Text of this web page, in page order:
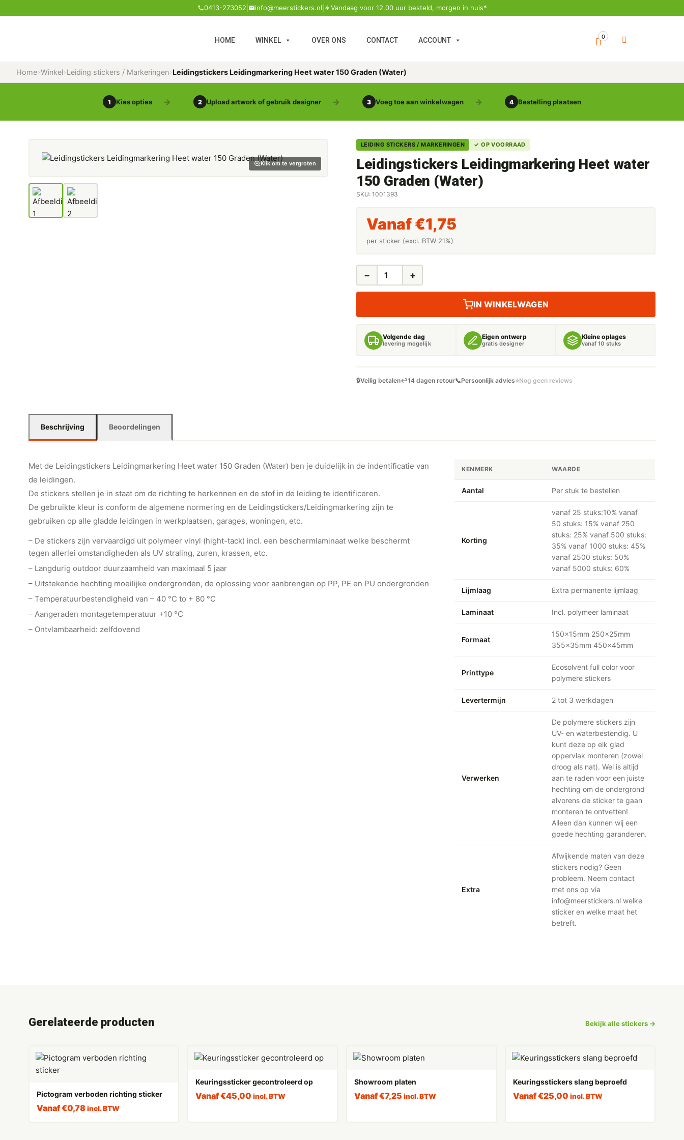
0413-273052 info@meerstickers.nl Vandaag voor 12.00 uur besteld, morgen in huis*
HOME WINKEL OVER ONS CONTACT ACCOUNT 0
Home›Winkel›Leiding stickers / Markeringen›Leidingstickers Leidingmarkering Heet water 150 Graden (Water)
1 Kies opties 2 Upload artwork of gebruik designer 3 Voeg toe aan winkelwagen 4 Bestelling plaatsen
Klik om te vergroten
LEIDING STICKERS / MARKERINGEN ✓ OP VOORRAAD
Leidingstickers Leidingmarkering Heet water
150 Graden (Water)
SKU: 1001393
Vanaf €1,75
per sticker (excl. BTW 21%)
LEIDINGSTICKERS
GRADEN
(WATER)
AANTAL
− +
IN WINKELWAGEN
Volgende dag
levering mogelijk
Eigen ontwerp
gratis designer
Kleine oplages
vanaf 10 stuks
🔒Veilig betalen↩️14 dagen retour📞Persoonlijk advies⭐Nog geen reviews
Beschrijving Beoordelingen
Met de Leidingstickers Leidingmarkering Heet water 150 Graden (Water) ben je duidelijk in de indentificatie van
de leidingen.
De stickers stellen je in staat om de richting te herkennen en de stof in de leiding te identificeren.
De gebruikte kleur is conform de algemene normering en de Leidingstickers/Leidingmarkering zijn te
gebruiken op alle gladde leidingen in werkplaatsen, garages, woningen, etc.
– De stickers zijn vervaardigd uit polymeer vinyl (hight-tack) incl. een beschermlaminaat welke beschermt
tegen allerlei omstandigheden als UV straling, zuren, krassen, etc.
– Langdurig outdoor duurzaamheid van maximaal 5 jaar
– Uitstekende hechting moeilijke ondergronden, de oplossing voor aanbrengen op PP, PE en PU ondergronden
– Temperatuurbestendigheid van – 40 °C to + 80 °C
– Aangeraden montagetemperatuur +10 °C
– Ontvlambaarheid: zelfdovend
KENMERK WAARDE
Aantal Per stuk te bestellen
Korting
vanaf 25 stuks:10% vanaf
50 stuks: 15% vanaf 250
stuks: 25% vanaf 500 stuks:
35% vanaf 1000 stuks: 45%
vanaf 2500 stuks: 50%
vanaf 5000 stuks: 60%
Lijmlaag Extra permanente lijmlaag
Laminaat Incl. polymeer laminaat
Formaat
150x15mm 250x25mm
355x35mm 450x45mm
Printtype
Ecosolvent full color voor
polymere stickers
Levertermijn 2 tot 3 werkdagen
Verwerken
De polymere stickers zijn
UV- en waterbestendig. U
kunt deze op elk glad
oppervlak monteren (zowel
droog als nat). Wel is altijd
aan te raden voor een juiste
hechting om de ondergrond
alvorens de sticker te gaan
monteren te ontvetten!
Alleen dan kunnen wij een
goede hechting garanderen.
Extra
Afwijkende maten van deze
stickers nodig? Geen
probleem. Neem contact
met ons op via
info@meerstickers.nl welke
sticker en welke maat het
betreft.
Gerelateerde producten Bekijk alle stickers →
Pictogram verboden richting sticker
Vanaf€0,78 incl. BTW
Keuringssticker gecontroleerd op
Vanaf€45,00 incl. BTW
Showroom platen
Vanaf€7,25 incl. BTW
Keuringsstickers slang beproefd
Vanaf€25,00 incl. BTW